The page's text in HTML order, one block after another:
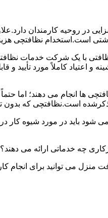
در روحیه کارمندان
است.استخدام نظافتچی
با یک شرکت خدمات
و اعتیاد کاملاً مورد
ها انجام می دهند؛ اما
است.نظافتچی که بدون
باید در مورد شیوه کار
چه خدماتی ارائه می دهند؟
منزل می توانید برای